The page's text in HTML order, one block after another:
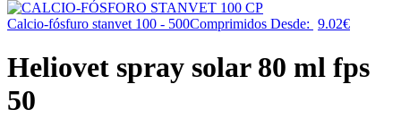
Calcio-fósfuro stanvet 100 - 500Comprimidos Desde: 9.02€
Heliovet spray solar 80 ml fps
50